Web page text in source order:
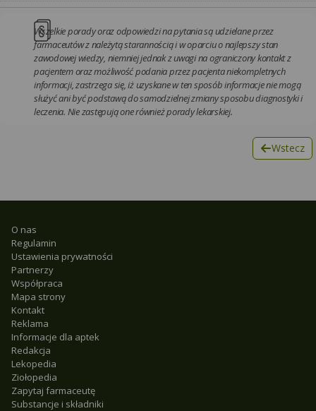
Wszelkie porady oraz odpowiedzi na pytania są udzielane przez
farmaceutów z należytą starannością i w oparciu o najlepszy stan
zawodowej wiedzy, niemniej jednak z uwagi na ograniczony kontakt z
pacjentem oraz możliwość podania przez pacjenta niekompletnych
informacji, zastrzega się, iż uzyskane w ten sposób informacje nie mogą
służyć ani być podstawą do samodzielnej zmiany sposobu diagnostyki i
leczenia. Nie zastępują one również porady lekarskiej.
Wstecz
O nas
Regulamin
Ustawienia prywatności
Partnerzy
Współpraca
Mapa strony
Kontakt
Reklama
Informacje dla aptek
Redakcja
Lekopedia
Ziołopedia
Zapytaj farmaceutę
Substancje i składniki